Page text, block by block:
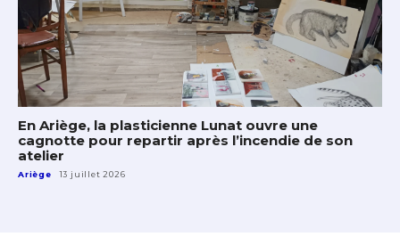
En Ariège, la plasticienne Lunat ouvre une
cagnotte pour repartir après l’incendie de son
atelier
Ariège 13 juillet 2026